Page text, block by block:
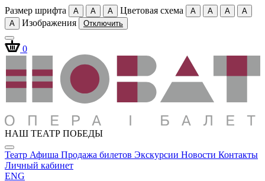
Размер шрифта A A A Цветовая схема A A A
A
A
Изображения Отключить
0
НАШ ТЕАТР ПОБЕДЫ
Театр Афиша Продажа билетов Экскурсии Новости Контакты
Личный кабинет
ENG